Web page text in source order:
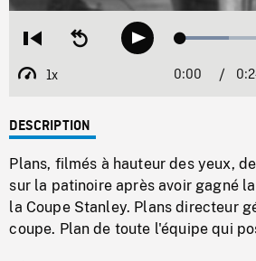
Restart
beginning
Seek
backwardPlay Loaded:
1x
Playback
Current
0:00 /
DESCRIPTION
Plans, filmés à hauteur des yeux,
sur la patinoire après avoir gagné
la Coupe Stanley. Plans directeur
coupe. Plan de toute l'équipe qui